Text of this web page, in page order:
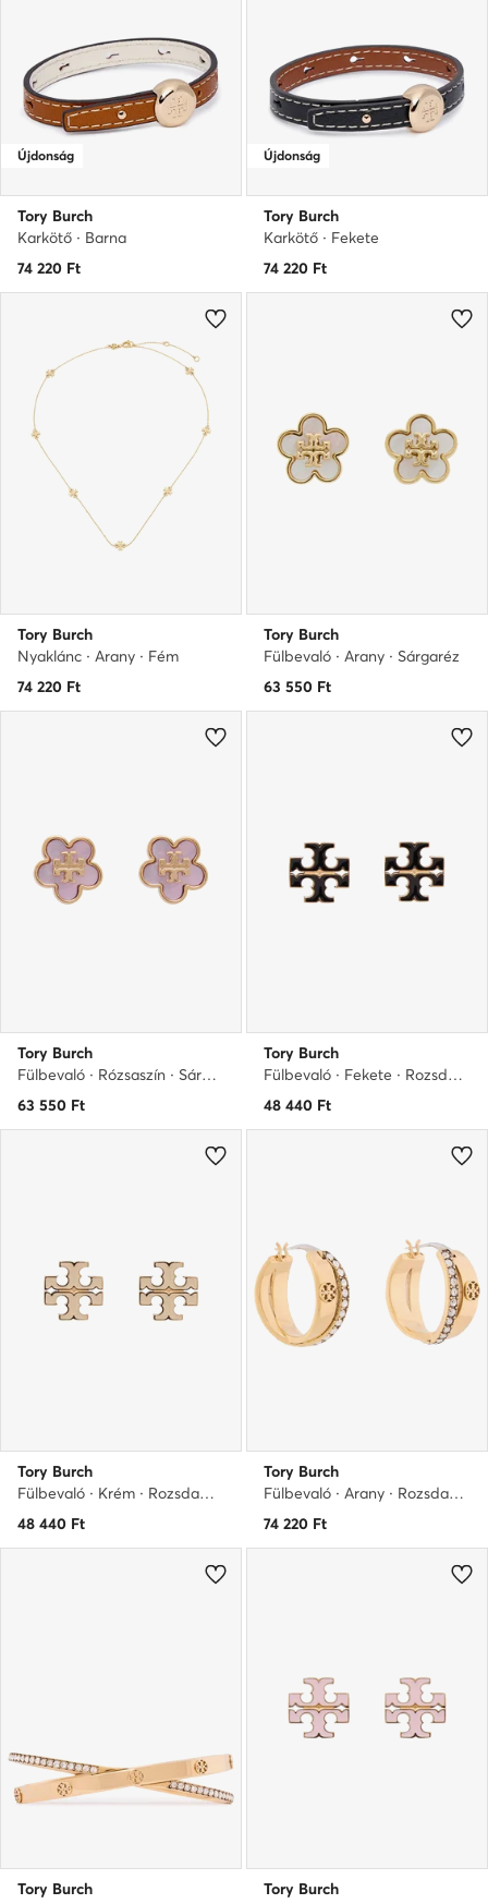
Újdonság
Tory Burch
Karkötő · Barna
74 220 Ft
Újdonság
Tory Burch
Karkötő · Fekete
74 220 Ft
Tory Burch
Nyaklánc · Arany · Fém
74 220 Ft
Tory Burch
Fülbevaló · Arany · Sárgaréz
63 550 Ft
Tory Burch
Fülbevaló · Rózsaszín · Sárgaréz
63 550 Ft
Tory Burch
Fülbevaló · Fekete · Rozsdamentes acél
48 440 Ft
Tory Burch
Fülbevaló · Krém · Rozsdamentes acél
48 440 Ft
Tory Burch
Fülbevaló · Arany · Rozsdamentes acél
74 220 Ft
Tory Burch
Tory Burch